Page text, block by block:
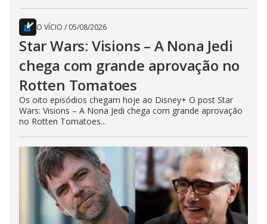
O VÍCIO / 05/08/2026
Star Wars: Visions – A Nona Jedi
chega com grande aprovação no
Rotten Tomatoes
Os oito episódios chegam hoje ao Disney+ O post Star
Wars: Visions – A Nona Jedi chega com grande aprovação
no Rotten Tomatoes...